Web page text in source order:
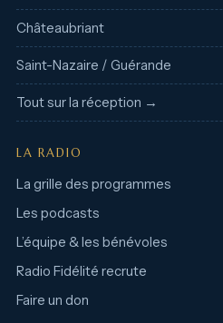
Châteaubriant
Saint-Nazaire / Guérande
Tout sur la réception →
LA RADIO
La grille des programmes
Les podcasts
L’équipe & les bénévoles
Radio Fidélité recrute
Faire un don